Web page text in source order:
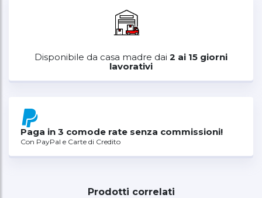
Disponibile da casa madre dai 2 ai 15 giorni
lavorativi
Paga in 3 comode rate senza commissioni!
Con PayPal e Carte di Credito
Prodotti correlati